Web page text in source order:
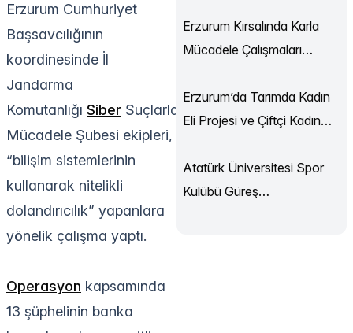
Erzurum Cumhuriyet
Başsavcılığının
koordinesinde İl
Jandarma
Komutanlığı Siber Suçlarla
Mücadele Şubesi ekipleri,
“bilişim sistemlerinin
kullanarak nitelikli
dolandırıcılık” yapanlara
yönelik çalışma yaptı.
Operasyon kapsamında
13 şüphelinin banka
Erzurum Kırsalında Karla
Mücadele Çalışmaları
Erzurum’da Tarımda Kadın
Eli Projesi ve Çiftçi Kadın
Atatürk Üniversitesi Spor
Kulübü Güreş